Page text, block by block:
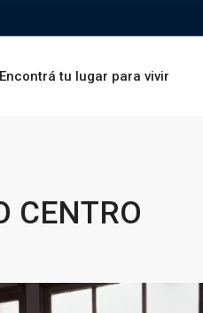
Encontrá tu lugar para vivir
CENTRO